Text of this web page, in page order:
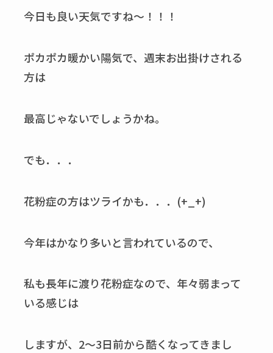
今日も良い天気ですね～！！！
ポカポカ暖かい陽気で、週末お出掛けされる
方は
最高じゃないでしょうかね。
でも．．．
花粉症の方はツライかも．．．(+_+)
今年はかなり多いと言われているので、
私も長年に渡り花粉症なので、年々弱まって
いる感じは
しますが、2～3日前から酷くなってきまし